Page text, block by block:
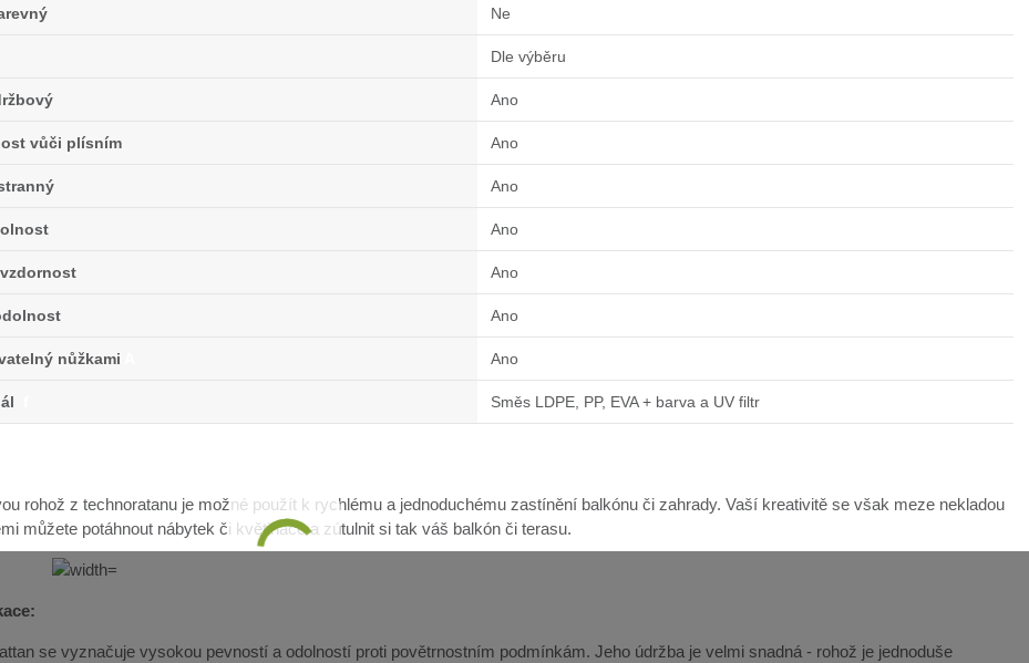
Ne
Dle výběru
Ano
vůči plísním Ano
Ano
Ano
Ano
Ano
nůžkami Ano
Směs LDPE, PP, EVA + barva a UV filtr
rohož z technoratanu je možné použít k rychlému a jednoduchému zastínění balkónu či zahrady. Vaší kreativitě se však meze nekladou
můžete potáhnout nábytek či květináče a zútulnit si tak váš balkón či terasu.
se vyznačuje vysokou pevností a odolností proti povětrnostním podmínkám. Jeho údržba je velmi snadná - rohož je jednoduše